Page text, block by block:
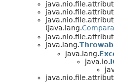
(java.lang.
java.lang.
java.lang.
java.io.